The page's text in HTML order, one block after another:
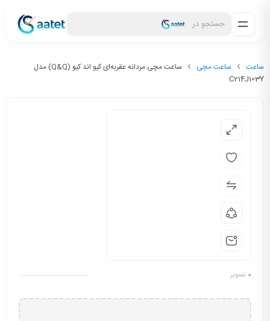
جستجو در
ساعت ساعت مچی
ساعت مچی مردانه عقربه‌ای کیو اند کیو (Q&Q) مدل
C214J103Y
0 تصویر